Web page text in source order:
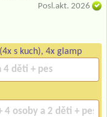
Posl.akt. 2026
s kuch), 4x glamp